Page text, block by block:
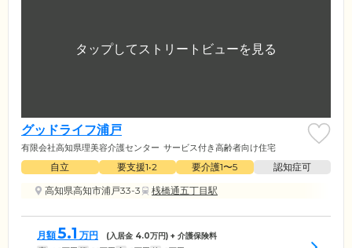
グッドライフ浦戸
有限会社高知県理美容介護センター サービス付き高齢者向け住宅
自立 要支援1•2 要介護1〜5
認知症可
高知県高知市浦戸33-3
桟橋通五丁目駅
月額5.1 万円 (入居金 4.0万円) + 介護保険料